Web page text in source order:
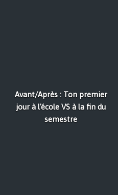
Avant/Après : Ton premier
jour à l'école VS à la fin du
semestre